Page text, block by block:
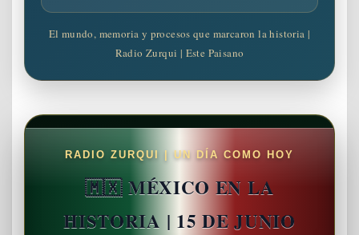
El mundo, memoria y procesos que marcaron la historia |
Radio Zurqui | Este Paisano
RADIO ZURQUI | UN DÍA COMO HOY
🇲🇽 MÉXICO EN LA
HISTORIA | 15 DE JUNIO